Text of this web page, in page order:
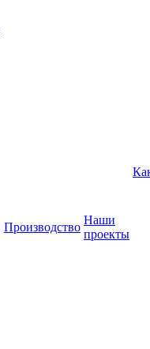
Производство
Наши
проекты